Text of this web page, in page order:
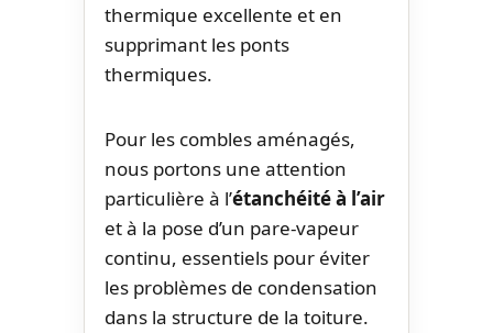
thermique excellente et en
supprimant les ponts
thermiques.
Pour les combles aménagés,
nous portons une attention
particulière à l’étanchéité à l’air
et à la pose d’un pare-vapeur
continu, essentiels pour éviter
les problèmes de condensation
dans la structure de la toiture.